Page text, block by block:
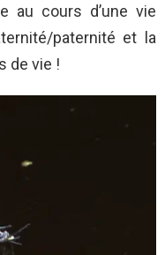
au cours d’une vie
paternité et la
de vie !